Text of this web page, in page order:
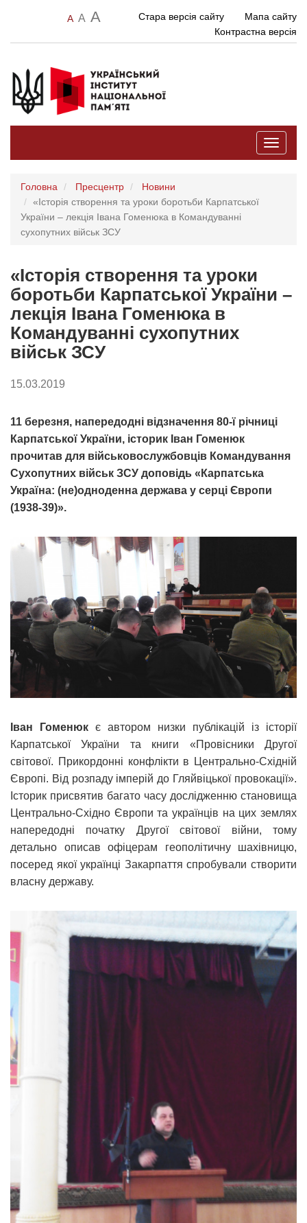
A A A Стара версія сайту
Мапа сайту
Контрастна версія
Toggle
Головна Пресцентр
Новини
«Історія створення та уроки боротьби Карпатської
України – лекція Івана Гоменюка в Командуванні
сухопутних військ ЗСУ
«Історія створення та уроки
боротьби Карпатської України –
лекція Івана Гоменюка в
Командуванні сухопутних
військ ЗСУ
15.03.2019
11 березня, напередодні відзначення 80-ї річниці
Карпатської України, історик Іван Гоменюк
прочитав для військовослужбовців Командування
Сухопутних військ ЗСУ доповідь «Карпатська
Україна: (не)одноденна держава у серці Європи
(1938-39)».
Іван Гоменюк є автором низки публікацій із історії
Карпатської України та книги «Провісники Другої
світової. Прикордонні конфлікти в Центрально-Східній
Європі. Від розпаду імперій до Гляйвіцької провокації».
Історик присвятив багато часу дослідженню становища
Центрально-Східно Європи та українців на цих землях
напередодні початку Другої світової війни, тому
детально описав офіцерам геополітичну шахівницю,
посеред якої українці Закарпаття спробували створити
власну державу.